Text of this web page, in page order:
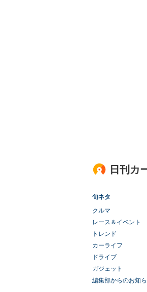
日刊カ
旬ネタ
クルマ
レース＆イベント
トレンド
カーライフ
ドライブ
ガジェット
編集部からのお知